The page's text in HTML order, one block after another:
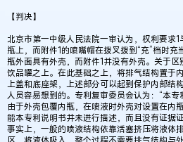
2026.03.09
著名知识产权律师徐新明接受《中国经营
报》采访：技术革新下知识产权保护面临新
【判决】
北京市第一中级人民法院一审认为，权利要求
瓶上，而附件1的喷嘴帽在拨叉拨到“充”档时
瓶外面具有外壳，而附件1并没有外壳。关于
饮品罐之上。在此基础之上，将排气结构置于
上盖和底座架，上述部分可以起到保护内部
人员容易想到的。专利复审委员会认为：“本
由于外壳包覆内瓶，在喷液时外壳对设置在内
能本专利说明书并未进行描述，而且没有证据
事实上，一般的喷液结构依靠活塞挤压将液体
区，将液体吸入，整个过程不需要排气结构与